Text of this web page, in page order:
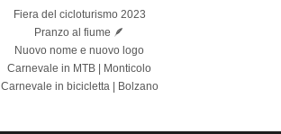
Fiera del cicloturismo 2023
Pranzo al fiume 🪶
Nuovo nome e nuovo logo
Carnevale in MTB | Monticolo
Carnevale in bicicletta | Bolzano